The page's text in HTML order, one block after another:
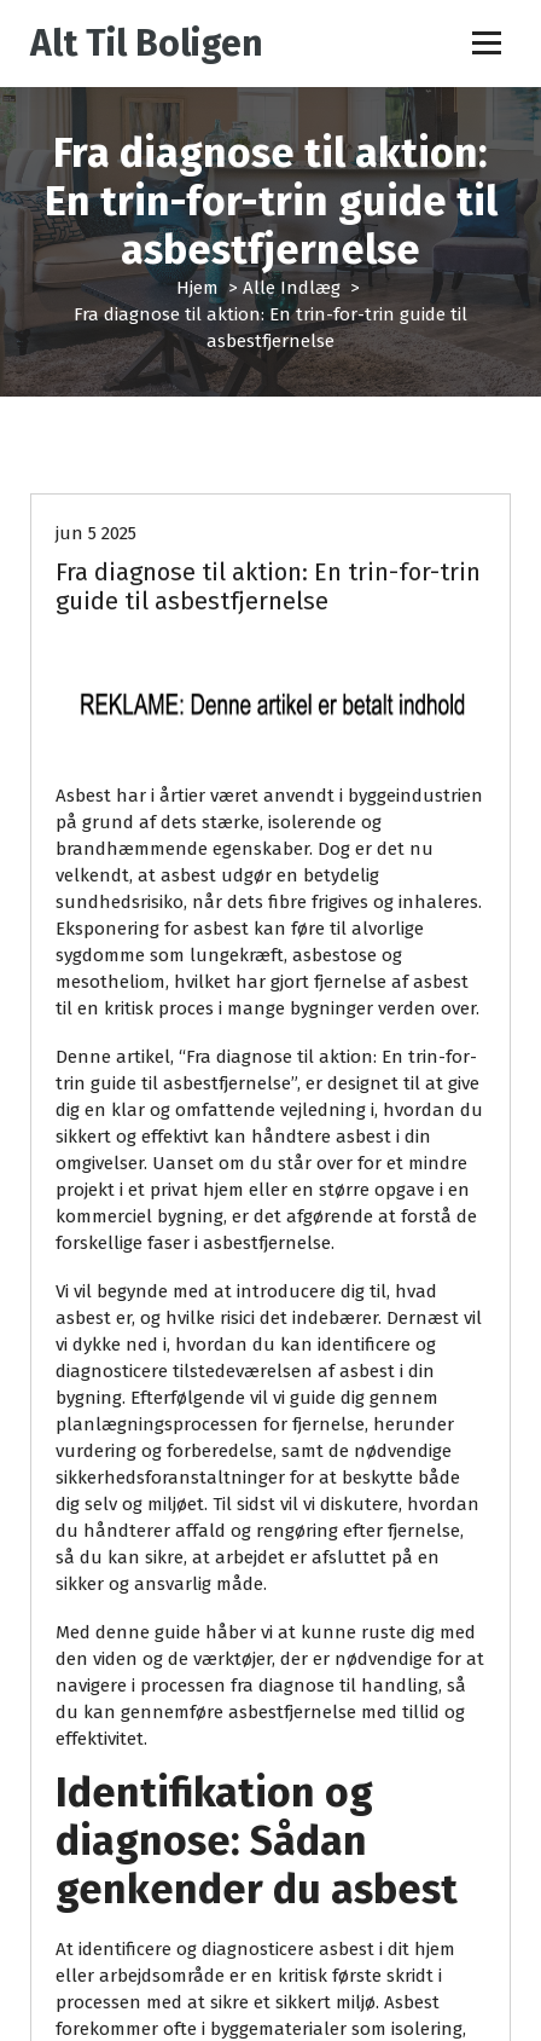
e
e
i
h
o
Alt Til Boligen
Fra diagnose til aktion:
En trin-for-trin guide til
asbestfjernelse
Hjem > Alle Indlæg >
Fra diagnose til aktion: En trin-for-trin guide til
asbestfjernelse
jun 5 2025
Fra diagnose til aktion: En trin-for-trin
guide til asbestfjernelse
Asbest har i årtier været anvendt i byggeindustrien
på grund af dets stærke, isolerende og
brandhæmmende egenskaber. Dog er det nu
velkendt, at asbest udgør en betydelig
sundhedsrisiko, når dets fibre frigives og inhaleres.
Eksponering for asbest kan føre til alvorlige
sygdomme som lungekræft, asbestose og
mesotheliom, hvilket har gjort fjernelse af asbest
til en kritisk proces i mange bygninger verden over.
Denne artikel, “Fra diagnose til aktion: En trin-for-
trin guide til asbestfjernelse”, er designet til at give
dig en klar og omfattende vejledning i, hvordan du
sikkert og effektivt kan håndtere asbest i din
omgivelser. Uanset om du står over for et mindre
projekt i et privat hjem eller en større opgave i en
kommerciel bygning, er det afgørende at forstå de
forskellige faser i asbestfjernelse.
Vi vil begynde med at introducere dig til, hvad
asbest er, og hvilke risici det indebærer. Dernæst vil
vi dykke ned i, hvordan du kan identificere og
diagnosticere tilstedeværelsen af asbest i din
bygning. Efterfølgende vil vi guide dig gennem
planlægningsprocessen for fjernelse, herunder
vurdering og forberedelse, samt de nødvendige
sikkerhedsforanstaltninger for at beskytte både
dig selv og miljøet. Til sidst vil vi diskutere, hvordan
du håndterer affald og rengøring efter fjernelse,
så du kan sikre, at arbejdet er afsluttet på en
sikker og ansvarlig måde.
Med denne guide håber vi at kunne ruste dig med
den viden og de værktøjer, der er nødvendige for at
navigere i processen fra diagnose til handling, så
du kan gennemføre asbestfjernelse med tillid og
effektivitet.
Identifikation og
diagnose: Sådan
genkender du asbest
At identificere og diagnosticere asbest i dit hjem
eller arbejdsområde er en kritisk første skridt i
processen med at sikre et sikkert miljø. Asbest
forekommer ofte i byggematerialer som isolering,